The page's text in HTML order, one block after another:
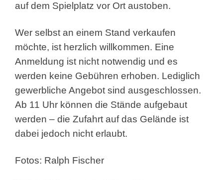
auf dem Spielplatz vor Ort austoben.
Wer selbst an einem Stand verkaufen
möchte, ist herzlich willkommen. Eine
Anmeldung ist nicht notwendig und es
werden keine Gebühren erhoben. Lediglich
gewerbliche Angebot sind ausgeschlossen.
Ab 11 Uhr können die Stände aufgebaut
werden – die Zufahrt auf das Gelände ist
dabei jedoch nicht erlaubt.
Fotos: Ralph Fischer